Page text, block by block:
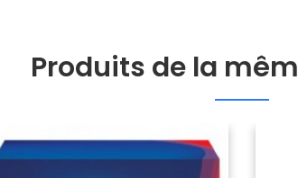
Produits de la